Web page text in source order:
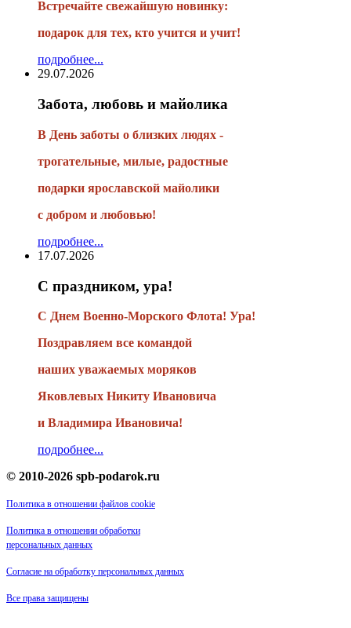
Встречайте свежайшую новинку:
подарок для тех, кто учится и учит!
подробнее...
29.07.2026
Забота, любовь и майолика
В День заботы о близких людях -
трогательные, милые, радостные
подарки ярославской майолики
с добром и любовью!
подробнее...
17.07.2026
С праздником, ура!
С Днем Военно-Морского Флота! Ура!
Поздравляем все командой
наших уважаемых моряков
Яковлевых Никиту Ивановича
и Владимира Ивановича!
подробнее...
© 2010-2026 spb-podarok.ru
Политика в отношении файлов cookie
Политика в отношении обработки
персональных данных
Согласие на обработку персональных данных
Все права защищены